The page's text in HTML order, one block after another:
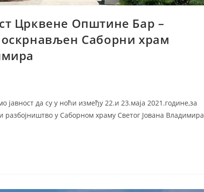
Црквене Општине Бар –
Саборни храм
јавност да су у ноћи између 22.и 23.маја 2021.године,за
у Саборном храму Светог Јована Владимира